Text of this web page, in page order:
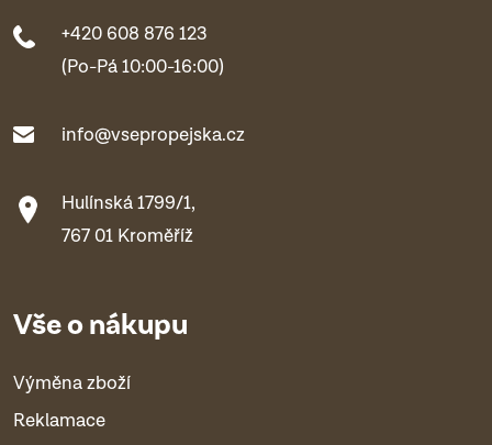
+420 608 876 123
(Po-Pá 10:00-16:00)
info@vsepropejska.cz
Hulínská 1799/1,
767 01 Kroměříž
Vše o nákupu
Výměna zboží
Reklamace